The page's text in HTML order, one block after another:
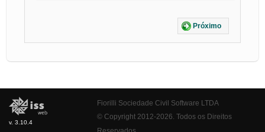
Próximo
v. 3.10.4
Fiorilli Sociedade Civil Software LTDA
© Copyright 2012-2026. Todos os Direitos